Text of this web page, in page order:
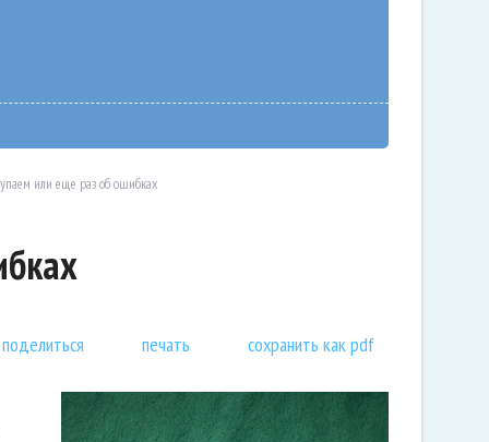
или еще раз об ошибках
поделиться печать сохранить как pdf